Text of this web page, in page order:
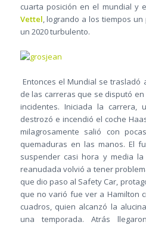
cuarta posición en el mundial y
Vettel, logrando a los tiempos
un 2020 turbulento.
Entonces el Mundial se trasladó
de las carreras que se disputó en
incidentes. Iniciada la carrera,
destrozó e incendió el coche
milagrosamente salió con
quemaduras en las manos. El
suspender casi hora y media
reanudada volvió a tener
que dio paso al Safety Car,
que no varió fue ver a Hamilton
cuadros, quien alcanzó la
una temporada. Atrás